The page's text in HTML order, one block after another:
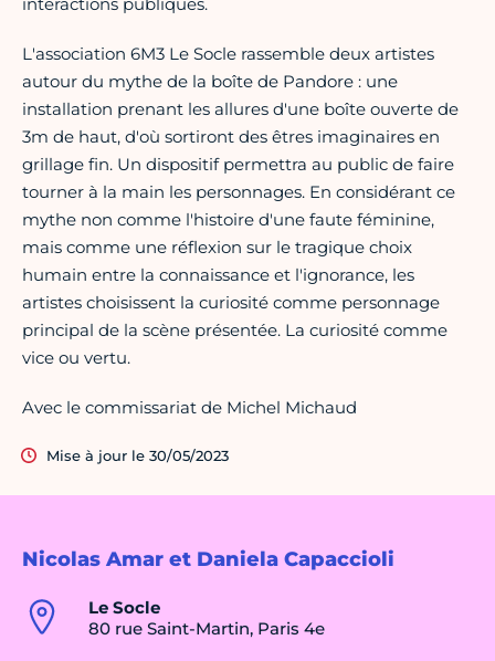
Nicolas Amar et Daniela Capaccioli
Le Socle
80 rue Saint-Martin, Paris 4e
interactions publiques.
L'association 6M3 Le Socle rassemble deux artistes
autour du mythe de la boîte de Pandore : une
installation prenant les allures d'une boîte ouverte de
3m de haut, d'où sortiront des êtres imaginaires en
grillage fin. Un dispositif permettra au public de faire
tourner à la main les personnages. En considérant ce
mythe non comme l'histoire d'une faute féminine,
mais comme une réflexion sur le tragique choix
humain entre la connaissance et l'ignorance, les
artistes choisissent la curiosité comme personnage
principal de la scène présentée. La curiosité comme
vice ou vertu.
Avec le commissariat de Michel Michaud
Mise à jour le 30/05/2023